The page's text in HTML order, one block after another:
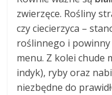
zwierzęce. Rośliny
czy ciecierzyca –
roślinnego i powinny
menu. Z kolei chude
indyk), ryby oraz
niezbędne do